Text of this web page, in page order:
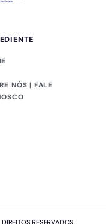
NÓS | FALE
RESERVADOS